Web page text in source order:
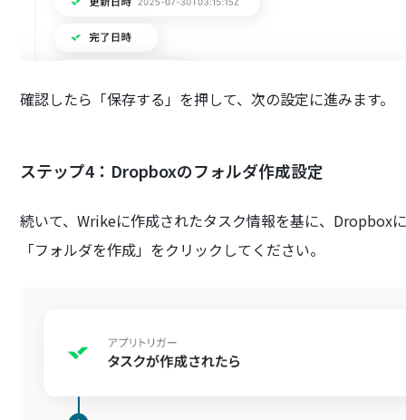
確認したら「保存する」を押して、次の設定に進みます。
ステップ4：Dropboxのフォルダ作成設定
続いて、Wrikeに作成されたタスク情報を基に、Dropbox
「フォルダを作成」をクリックしてください。